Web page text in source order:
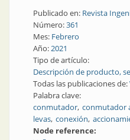
Publicado en: Revista
Número:361
Mes: Febrero
Año:2021
Tipo de artículo:
Descripción de producto,
Todas las publicaciones de:
Palabra clave:
conmutador conmutador
levas conexión
Node reference: